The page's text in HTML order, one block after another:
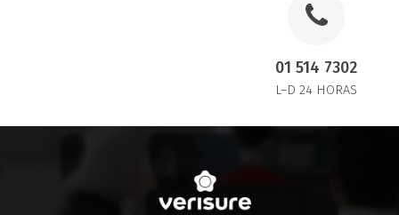
01 514 7302
L–D 24 HORAS